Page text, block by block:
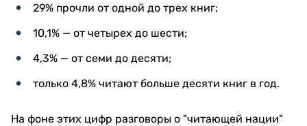
29% прочли от одной до трех книг;
10,1% — от четырех до шести;
4,3% — от семи до десяти;
только 4,8% читают больше десяти книг в год.
На фоне этих цифр разговоры о "читающей нации"